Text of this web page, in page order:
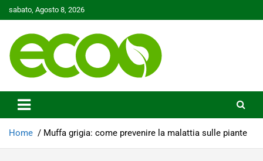
to
sabato, Agosto 8, 2026
Ecoo.it
Home Muffa grigia: come prevenire la malattia sulle piante